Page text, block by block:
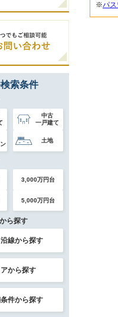
※パ
索条件
中古
一戸建て
土地
3,000万円台
5,000万円台
ら探す
線から探す
から探す
件から探す